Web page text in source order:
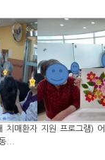
치매환자 지원 프로그램)
...